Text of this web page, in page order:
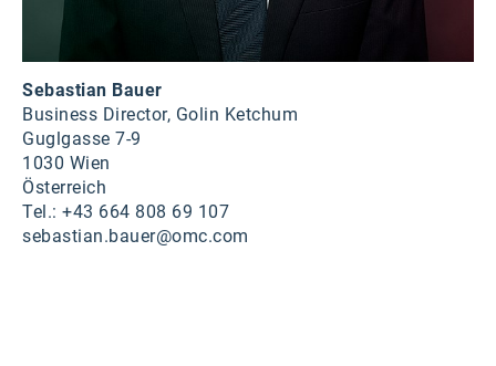
Sebastian Bauer
Business Director, Golin Ketchum
Guglgasse 7-9
1030 Wien
Österreich
Tel.: +43 664 808 69 107
sebastian.bauer@omc.com